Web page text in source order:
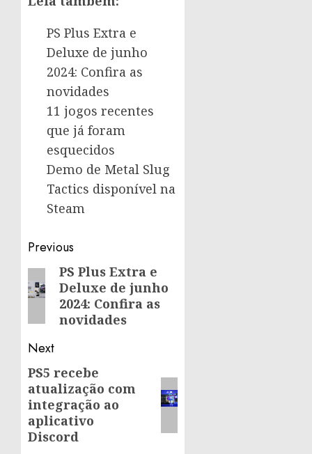
PS Plus Extra e
Deluxe de junho
2024: Confira as
novidades
11 jogos recentes
que já foram
esquecidos
Demo de Metal Slug
Tactics disponível na
Steam
Post
navigation
Previous
Previous
post:
PS Plus Extra e
Deluxe de junho
2024: Confira as
novidades
Next
Next
post:
PS5 recebe
atualização com
integração ao
aplicativo
Discord